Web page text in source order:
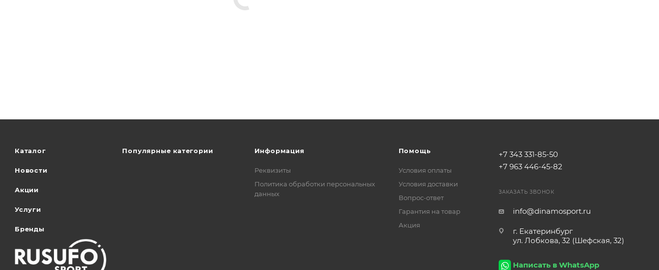
Каталог
Новости
Акции
Услуги
Бренды
Популярные категории Информация
Реквизиты
Политика обработки персональных
данных
Помощь
Условия оплаты
Условия доставки
Вопрос-ответ
Гарантия на товар
Акция
+7 343 331-85-50
+7 963 446-45-82
ЗАКАЗАТЬ ЗВОНОК
info@dinamosport.ru
г. Екатеринбург
ул. Лобкова, 32 (Шефская, 32)
Написать в WhatsApp